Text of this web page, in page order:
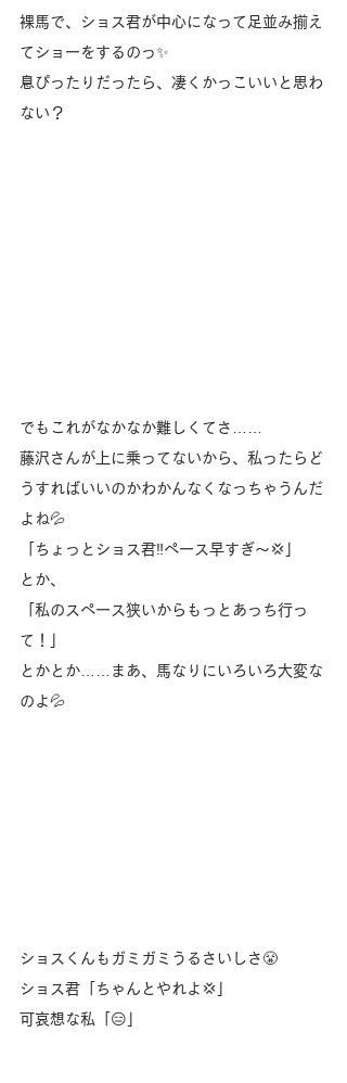
裸馬で、ショス君が中心になって足並み揃え
てショーをするのっ✨️
息ぴったりだったら、凄くかっこいいと思わ
ない？
でもこれがなかなか難しくてさ……
藤沢さんが上に乗ってないから、私ったらど
うすればいいのかわかんなくなっちゃうんだ
よね💦
「ちょっとショス君‼️ペース早すぎ〜💢」
とか、
「私のスペース狭いからもっとあっち行っ
て！」
とかとか……まあ、馬なりにいろいろ大変な
のよ💦
ショスくんもガミガミうるさいしさ😤
ショス君「ちゃんとやれよ💢」
可哀想な私「😑」